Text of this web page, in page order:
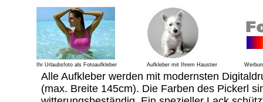
Ihr Urlaubsfoto als Fotoaufkleber Aufkleber mit Ihrem Haustier
Alle Aufkleber werden mit modernsten
(max. Breite 145cm). Die Farben des Pickerl